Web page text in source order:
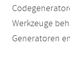
Werkzeuge
Generatoren